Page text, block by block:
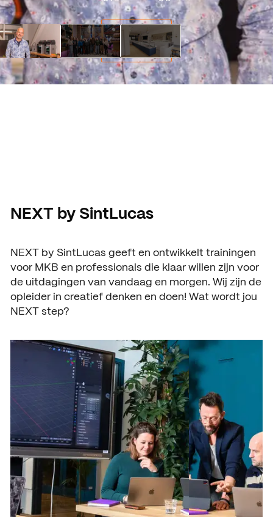
NEXT by SintLucas
NEXT by SintLucas geeft en ontwikkelt trainingen
voor MKB en professionals die klaar willen zijn voor
de uitdagingen van vandaag en morgen. Wij zijn de
opleider in creatief denken en doen! Wat wordt jou
NEXT step?